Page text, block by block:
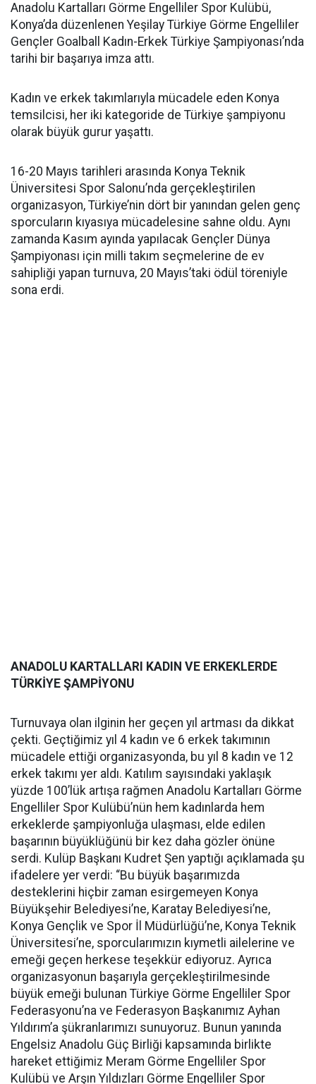
Anadolu Kartalları Görme Engelliler Spor Kulübü,
Konya’da düzenlenen Yeşilay Türkiye Görme Engelliler
Gençler Goalball Kadın-Erkek Türkiye Şampiyonası’nda
tarihi bir başarıya imza attı.
Kadın ve erkek takımlarıyla mücadele eden Konya
temsilcisi, her iki kategoride de Türkiye şampiyonu
olarak büyük gurur yaşattı.
16-20 Mayıs tarihleri arasında Konya Teknik
Üniversitesi Spor Salonu’nda gerçekleştirilen
organizasyon, Türkiye’nin dört bir yanından gelen genç
sporcuların kıyasıya mücadelesine sahne oldu. Aynı
zamanda Kasım ayında yapılacak Gençler Dünya
Şampiyonası için milli takım seçmelerine de ev
sahipliği yapan turnuva, 20 Mayıs’taki ödül töreniyle
sona erdi.
ANADOLU KARTALLARI KADIN VE ERKEKLERDE
TÜRKİYE ŞAMPİYONU
Turnuvaya olan ilginin her geçen yıl artması da dikkat
çekti. Geçtiğimiz yıl 4 kadın ve 6 erkek takımının
mücadele ettiği organizasyonda, bu yıl 8 kadın ve 12
erkek takımı yer aldı. Katılım sayısındaki yaklaşık
yüzde 100’lük artışa rağmen Anadolu Kartalları Görme
Engelliler Spor Kulübü’nün hem kadınlarda hem
erkeklerde şampiyonluğa ulaşması, elde edilen
başarının büyüklüğünü bir kez daha gözler önüne
serdi. Kulüp Başkanı Kudret Şen yaptığı açıklamada şu
ifadelere yer verdi: “Bu büyük başarımızda
desteklerini hiçbir zaman esirgemeyen Konya
Büyükşehir Belediyesi’ne, Karatay Belediyesi’ne,
Konya Gençlik ve Spor İl Müdürlüğü’ne, Konya Teknik
Üniversitesi’ne, sporcularımızın kıymetli ailelerine ve
emeği geçen herkese teşekkür ediyoruz. Ayrıca
organizasyonun başarıyla gerçekleştirilmesinde
büyük emeği bulunan Türkiye Görme Engelliler Spor
Federasyonu’na ve Federasyon Başkanımız Ayhan
Yıldırım’a şükranlarımızı sunuyoruz. Bunun yanında
Engelsiz Anadolu Güç Birliği kapsamında birlikte
hareket ettiğimiz Meram Görme Engelliler Spor
Kulübü ve Arşın Yıldızları Görme Engelliler Spor